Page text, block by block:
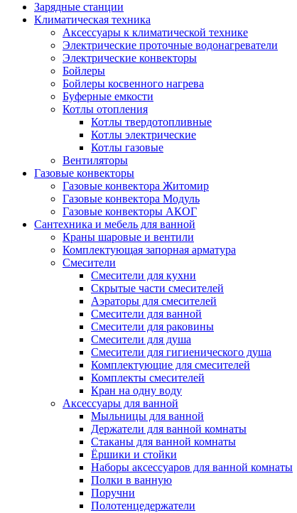
Зарядные станции
Климатическая техника
Аксессуары к климатической технике
Электрические проточные водонагреватели
Электрические конвекторы
Бойлеры
Бойлеры косвенного нагрева
Буферные емкости
Котлы отопления
Котлы твердотопливные
Котлы электрические
Котлы газовые
Вентиляторы
Газовые конвекторы
Газовые конвектора Житомир
Газовые конвектора Модуль
Газовые конвекторы АКОГ
Сантехника и мебель для ванной
Краны шаровые и вентили
Комплектующая запорная арматура
Смесители
Смесители для кухни
Скрытые части смесителей
Аэраторы для смесителей
Смесители для ванной
Смесители для раковины
Смесители для душа
Смесители для гигиенического душа
Комплектующие для смесителей
Комплекты смесителей
Кран на одну воду
Аксессуары для ванной
Мыльницы для ванной
Держатели для ванной комнаты
Стаканы для ванной комнаты
Ёршики и стойки
Наборы аксессуаров для ванной комнаты
Полки в ванную
Поручни
Полотенцедержатели